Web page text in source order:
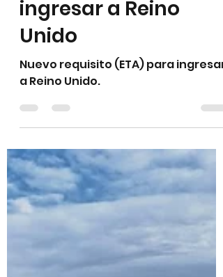
Well Done Travel
Importante: Nuevo
requisito (ETA) para
ingresar a Reino
Unido
Nuevo requisito (ETA) para ingresar